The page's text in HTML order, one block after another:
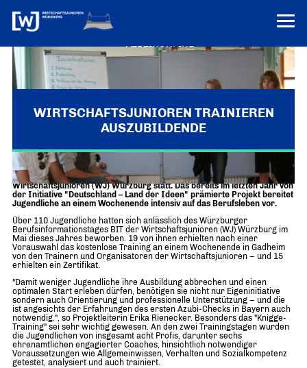
VEREINONLINE
ÜBER UNS
WER WIR SIND & DER VORSITZ
Über uns
Forum „Junge Wirtschaft“ – Mitgliedermagazin
Mitglieder
UNSER NETZWERK
Mitglieder
Senatoren
TERMINE
PRESSEMELDUNGEN
PROJEKTE
INFORMATIONEN
Ziele
Imagefilm
Merchandising-Klamotten
WIRTSCHAFTSJUNIOREN TRAINIEREN
AUSZUBILDENDE
Der erste Azubi-Check in Bayern fand in Gadheim auf Initiative der
Wirtschaftsjunioren (WJ) Würzburg statt. Das bereits im letzten Jahr von
der Initiative "Deutschland – Land der Ideen" prämierte Projekt bereitet
Jugendliche an einem Wochenende intensiv auf das Berufsleben vor.
Über 110 Jugendliche hatten sich anlässlich des Würzburger
Berufsinformationstages BIT der Wirtschaftsjunioren (WJ) Würzburg im
Mai dieses Jahres beworben. 19 von ihnen erhielten nach einer
Vorauswahl das kostenlose Training an einem Wochenende in Gadheim
von den Trainern und Organisatoren der Wirtschaftsjunioren – und 15
erhielten ein Zertifikat.
"Damit weniger Jugendliche ihre Ausbildung abbrechen und einen
optimalen Start erleben dürfen, benötigen sie nicht nur Eigeninitiative
sondern auch Orientierung und professionelle Unterstützung – und die
ist angesichts der Erfahrungen des ersten Azubi-Checks in Bayern auch
notwendig.", so Projektleiterin Erika Rienecker. Besonders das "Knigge-
Training" sei sehr wichtig gewesen. An den zwei Trainingstagen wurden
die Jugendlichen von insgesamt acht Profis, darunter sechs
ehrenamtlichen engagierter Coaches, hinsichtlich notwendiger
Voraussetzungen wie Allgemeinwissen, Verhalten und Sozialkompetenz
getestet, analysiert und auch trainiert.